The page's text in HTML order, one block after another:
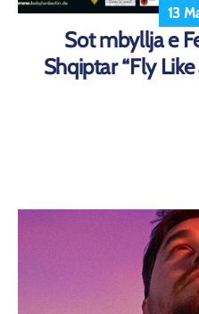
13
Sot mbyllja e
Shqiptar “Fly